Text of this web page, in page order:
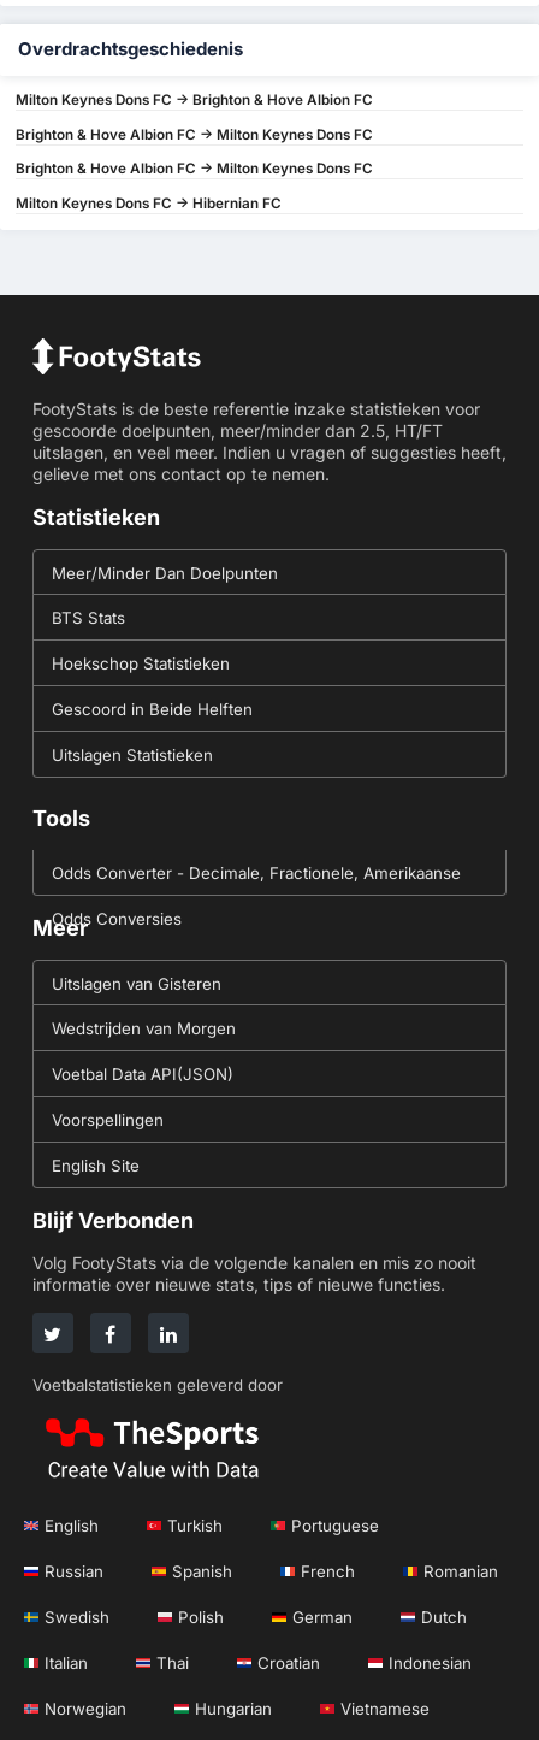
Overdrachtsgeschiedenis
Milton Keynes Dons FC -> Brighton & Hove Albion FC
Brighton & Hove Albion FC -> Milton Keynes Dons FC
Brighton & Hove Albion FC -> Milton Keynes Dons FC
Milton Keynes Dons FC -> Hibernian FC
FootyStats is de beste referentie inzake statistieken voor
gescoorde doelpunten, meer/minder dan 2.5, HT/FT
uitslagen, en veel meer. Indien u vragen of suggesties heeft,
gelieve met ons contact op te nemen.
Statistieken
Meer/Minder Dan Doelpunten
BTS Stats
Hoekschop Statistieken
Gescoord in Beide Helften
Uitslagen Statistieken
Tools
Odds Converter - Decimale, Fractionele, Amerikaanse
Odds Conversies
Meer
Uitslagen van Gisteren
Wedstrijden van Morgen
Voetbal Data API(JSON)
Voorspellingen
English Site
Blijf Verbonden
Volg FootyStats via de volgende kanalen en mis zo nooit
informatie over nieuwe stats, tips of nieuwe functies.
Voetbalstatistieken geleverd door
English Turkish Portuguese
Russian Spanish French Romanian
Swedish Polish German Dutch
Italian Thai Croatian Indonesian
Norwegian Hungarian Vietnamese